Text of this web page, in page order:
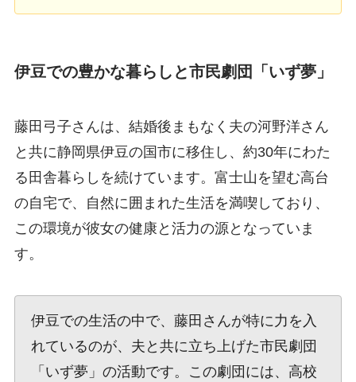
伊豆での豊かな暮らしと市民劇団「いず夢」
藤田弓子さんは、結婚後まもなく夫の河野洋さん
と共に静岡県伊豆の国市に移住し、約30年にわた
る田舎暮らしを続けています。富士山を望む高台
の自宅で、自然に囲まれた生活を満喫しており、
この環境が彼女の健康と活力の源となっていま
す。
伊豆での生活の中で、藤田さんが特に力を入
れているのが、夫と共に立ち上げた市民劇団
「いず夢」の活動です。この劇団には、高校